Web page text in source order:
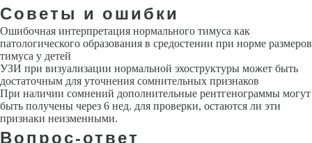
Советы и ошибки
Ошибочная интерпретация нормального тимуса как
патологического образо­вания в средостении при норме размеров
тимуса у детей
УЗИ при визуализации нормальной эхоструктуры может быть
достаточным для уточнения сомнительных признаков
При наличии сомнений дополнительные рентгенограммы могут
быть получены через 6 нед. для проверки, остаются ли эти
признаки неизменными.
Вопрос-ответ